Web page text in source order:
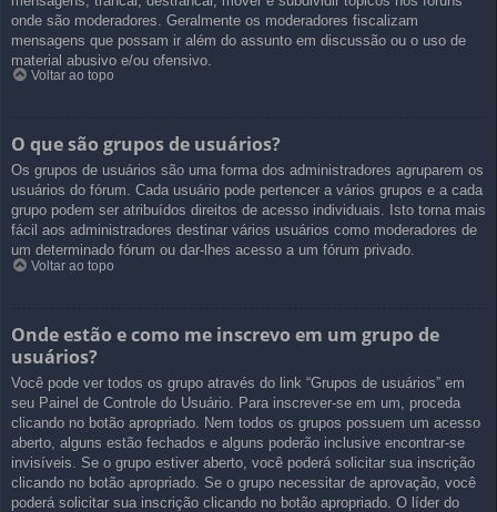
onde são moderadores. Geralmente os moderadores fiscalizam
mensagens que possam ir além do assunto em discussão ou o uso de
material abusivo e/ou ofensivo.
Voltar ao topo
O que são grupos de usuários?
Os grupos de usuários são uma forma dos administradores agruparem os
usuários do fórum. Cada usuário pode pertencer a vários grupos e a cada
grupo podem ser atribuídos direitos de acesso individuais. Isto torna mais
fácil aos administradores destinar vários usuários como moderadores de
um determinado fórum ou dar-lhes acesso a um fórum privado.
Voltar ao topo
Onde estão e como me inscrevo em um grupo de
usuários?
Você pode ver todos os grupo através do link “Grupos de usuários” em
seu Painel de Controle do Usuário. Para inscrever-se em um, proceda
clicando no botão apropriado. Nem todos os grupos possuem um acesso
aberto, alguns estão fechados e alguns poderão inclusive encontrar-se
invisíveis. Se o grupo estiver aberto, você poderá solicitar sua inscrição
clicando no botão apropriado. Se o grupo necessitar de aprovação, você
poderá solicitar sua inscrição clicando no botão apropriado. O líder do